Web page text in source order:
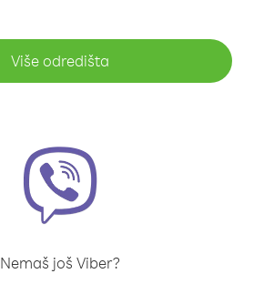
Više odredišta
Nemaš još Viber?